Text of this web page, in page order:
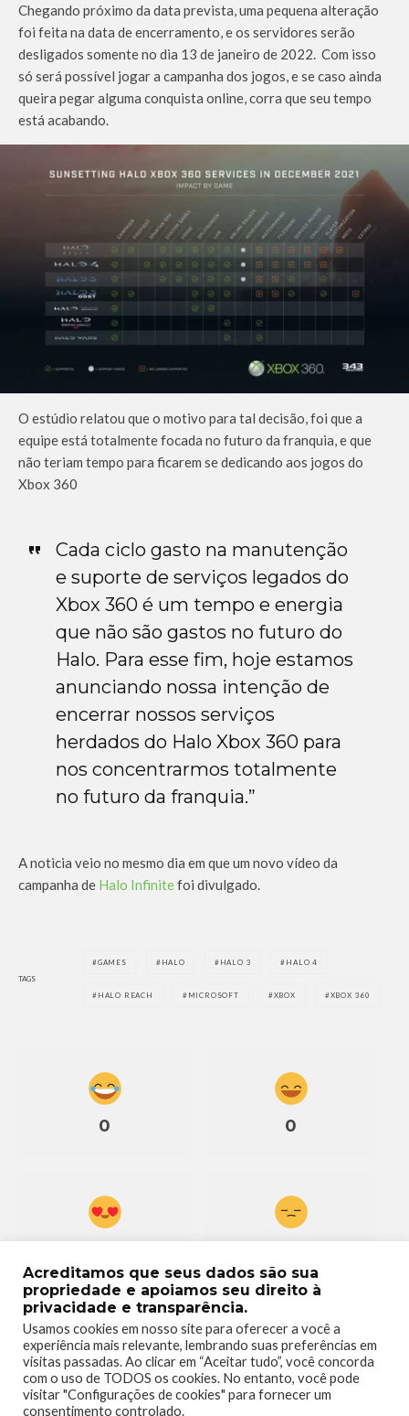
Chegando próximo da data prevista, uma pequena alteração
foi feita na data de encerramento, e os servidores serão
desligados somente no dia 13 de janeiro de 2022. Com isso
só será possível jogar a campanha dos jogos, e se caso ainda
queira pegar alguma conquista online, corra que seu tempo
está acabando.
O estúdio relatou que o motivo para tal decisão, foi que a
equipe está totalmente focada no futuro da franquia, e que
não teriam tempo para ficarem se dedicando aos jogos do
Xbox 360
Cada ciclo gasto na manutenção
e suporte de serviços legados do
Xbox 360 é um tempo e energia
que não são gastos no futuro do
Halo. Para esse fim, hoje estamos
anunciando nossa intenção de
encerrar nossos serviços
herdados do Halo Xbox 360 para
nos concentrarmos totalmente
no futuro da franquia.”
A noticia veio no mesmo dia em que um novo vídeo da
campanha de Halo Infinitefoi divulgado.
TAGS
GAMES HALO HALO 3 HALO 4
HALO REACH MICROSOFT XBOX XBOX 360
0 0
0
Acreditamos que seus dados são sua
propriedade e apoiamos seu direito à
privacidade e transparência.
Usamos cookies em nosso site para oferecer a você a
experiência mais relevante, lembrando suas preferências em
visitas passadas. Ao clicar em “Aceitar tudo”, você concorda
com o uso de TODOS os cookies. No entanto, você pode
visitar "Configurações de cookies" para fornecer um
consentimento controlado.